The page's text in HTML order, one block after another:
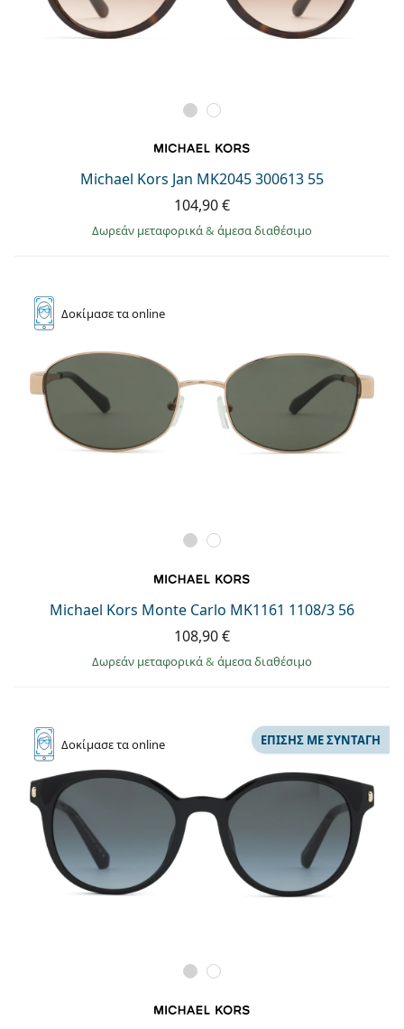
Michael Kors Jan MK2045 300613 55
104,90 €
Δωρεάν μεταφορικά& άμεσα διαθέσιμο
Δοκίμασετα online
Michael Kors Monte Carlo MK1161 1108/3 56
108,90 €
Δωρεάν μεταφορικά& άμεσα διαθέσιμο
Δοκίμασετα online ΕΠΊΣΗΣ ΜΕ ΣΥΝΤΑΓΉ